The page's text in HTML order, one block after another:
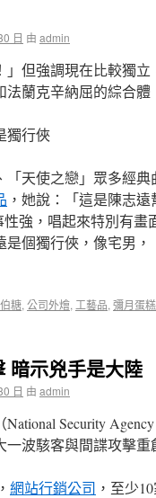
日 由 admin
」但強調現在比較獨立
法蘭克辛納屈的綜合體
獨行俠
「天使之戀」眾多經典
，她說：「這是陳志
性強，唱起來特別有畫
是個獨行俠，像宅男
糖, 公司外燴, 工藝品, 彌月蛋
暗示兇手是大陸
日 由 admin
Security Agency
一波駭客與間諜攻擊
網站行銷公司 ，至少